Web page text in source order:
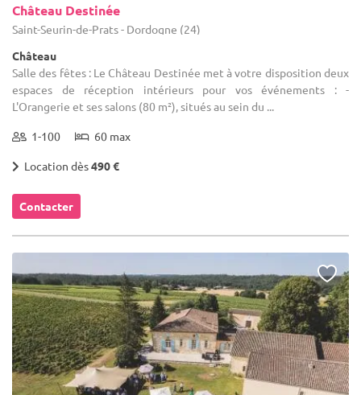
Château Destinée
Saint-Seurin-de-Prats - Dordogne (24)
Château
Salle des fêtes : Le Château Destinée met à votre disposition deux
espaces de réception intérieurs pour vos événements : -
L'Orangerie et ses salons (80 m²), situés au sein du ...
1-100 60 max
Location dès490 €
Contacter